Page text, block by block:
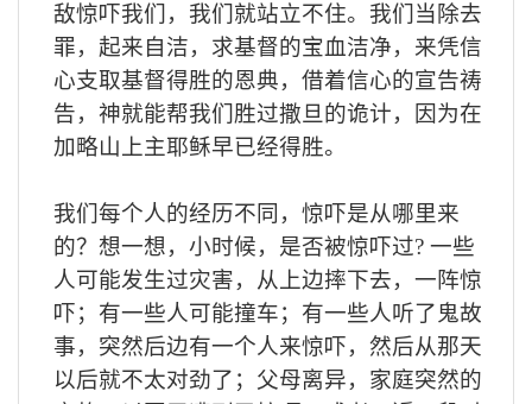
敌惊吓我们，我们就站立不住。我们当除去
罪，起来自洁，求基督的宝血洁净，来凭信
心支取基督得胜的恩典，借着信心的宣告祷
告，神就能帮我们胜过撒旦的诡计，因为在
加略山上主耶稣早已经得胜。
我们每个人的经历不同，惊吓是从哪里来
的？想一想，小时候，是否被惊吓过?一些
人可能发生过灾害，从上边摔下去，一阵惊
吓；有一些人可能撞车；有一些人听了鬼故
事，突然后边有一个人来惊吓，然后从那天
以后就不太对劲了；父母离异，家庭突然的